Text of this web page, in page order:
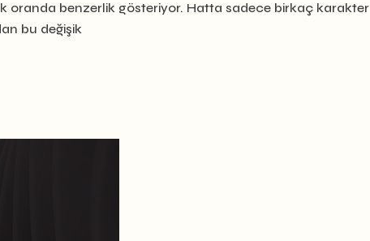
oranda benzerlik gösteriyor. Hatta sadece birkaç karakter
bu değişik